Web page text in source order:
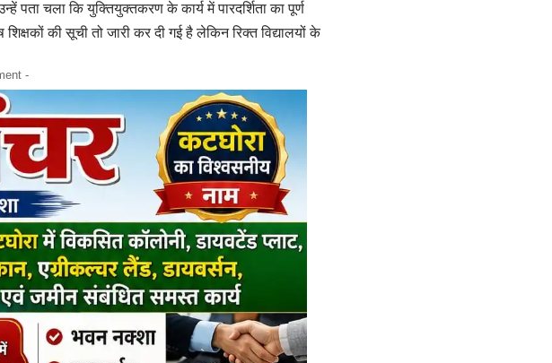
पता चला कि युक्तियुक्तकरण के कार्य में पारदर्शिता का पूर्ण
की सूची तो जारी कर दी गई है लेकिन रिक्त विद्यालयों के
-